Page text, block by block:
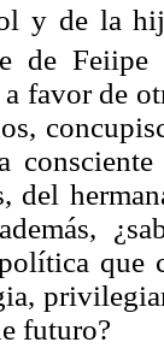
y de la
de Feiipe
favor de
del
que
futuro?